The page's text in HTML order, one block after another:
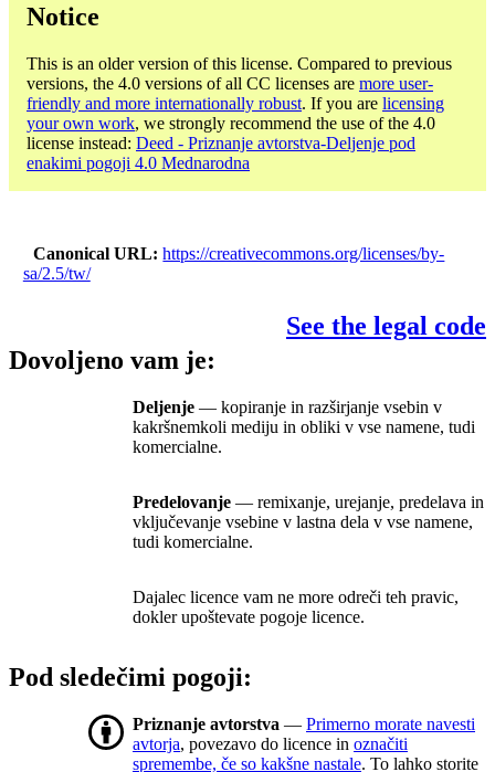
Notice
This is an older version of this license. Compared to previous
versions, the 4.0 versions of all CC licenses are more user-
friendly and more internationally robust. If you are licensing
your own work, we strongly recommend the use of the 4.0
license instead: Deed - Priznanje avtorstva-Deljenje pod
enakimi pogoji 4.0 Mednarodna
Canonical URL
https://creativecommons.org/licenses/by-
sa/2.5/tw/
See the legal code
Dovoljeno vam je:
Deljenje — kopiranje in razširjanje vsebin v
kakršnemkoli mediju in obliki v vse namene, tudi
komercialne.
Predelovanje — remixanje, urejanje, predelava in
vključevanje vsebine v lastna dela v vse namene,
tudi komercialne.
Dajalec licence vam ne more odreči teh pravic,
dokler upoštevate pogoje licence.
Pod sledečimi pogoji:
Priznanje avtorstva — Primerno morate navesti
avtorja, povezavo do licence in označiti
spremembe, če so kakšne nastale. To lahko storite